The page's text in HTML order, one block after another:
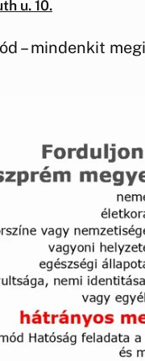
u. 10.
– mindenkit